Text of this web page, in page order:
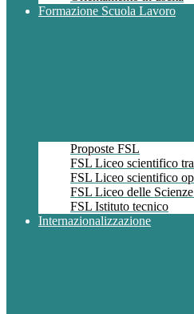
Formazione Scuola Lavoro
Proposte FSL
FSL Liceo scientifico
FSL Liceo scientifico
FSL Liceo delle
FSL Istituto tecnico
Internazionalizzazione